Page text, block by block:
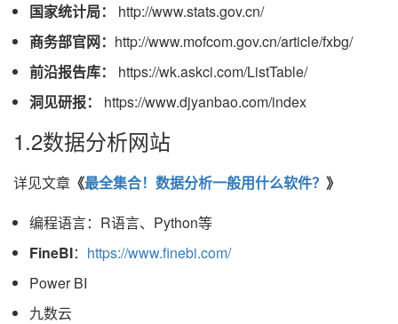
国家统计局：
http://www.stats.gov.cn/
商务部官网： http://www.mofcom.gov.cn/article/fxbg/
前沿报告库：
https://wk.askci.com/ListTable/
洞见研报：
https://www.djyanbao.com/index
1.2数据分析网站
详见文章 《最全集合！数据分析一般用什么软件？ 》
编程语言：R语言、Python等
FineBI： https://www.finebi.com/
Power BI
九数云